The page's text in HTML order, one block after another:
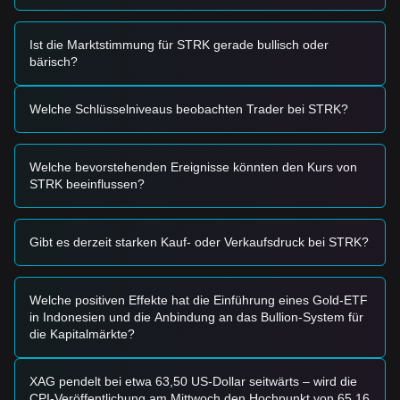
im Mainnet (über den STRK20-Standard) erhöht schrittweise
die Kernnutzbarkeit des Tokens und dessen Privacy-
Narrativ.
•Sektorrotation:
STRK anfällig für breitere Marktliquiditätsströme bleiben.
die Kapitalflüsse.
Handelssignale
Auf Basis der aktuellen technischen Struktur und
bereitgestellt:
Potenzielle Kaufzone
Kaufgelegenheit bilden.
• Wenn der Starknet-Preis mit signifikanter
Volumenausweitung über
einen neuen kurzfristigen Aufwärtstrend hin zu 0,030 $
Risiko-Szenario
Ist die Marktstimmung für STRK gerade bullisch oder
bärisch?
Welche Schlüsselniveaus beobachten Trader bei STRK?
Welche bevorstehenden Ereignisse könnten den Kurs von
STRK beeinflussen?
Gibt es derzeit starken Kauf- oder Verkaufsdruck bei STRK?
Welche positiven Effekte hat die Einführung eines Gold-ETF
in Indonesien und die Anbindung an das Bullion-System für
die Kapitalmärkte?
XAG pendelt bei etwa 63,50 US-Dollar seitwärts – wird die